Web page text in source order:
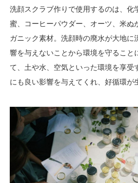
洗顔スクラブ作りで使用するのは、化
蜜、コーヒーパウダー、オーツ、米ぬ
ガニック素材。洗顔時の廃水が大地に
響を与えないことから環境を守ること
て、土や水、空気といった環境を享受
にも良い影響を与えてくれ、好循環が